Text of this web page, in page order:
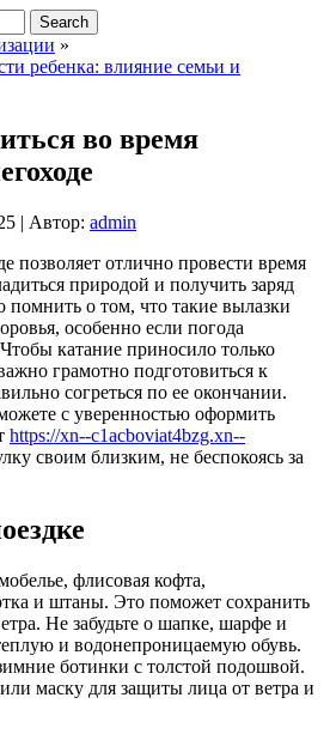
»
ребенка: влияние семьи и
во время
| Автор: admin
позволяет отлично провести время
природой и получить заряд
о том, что такие вылазки
особенно если погода
катание приносило только
грамотно подготовиться к
согреться по ее окончании.
с уверенностью оформить
https://xn--c1acboviat4bzg.xn--
своим близким, не беспокоясь за
флисовая кофта,
и штаны. Это поможет сохранить
Не забудьте о шапке, шарфе и
и водонепроницаемую обувь.
ботинки с толстой подошвой.
маску для защиты лица от ветра и